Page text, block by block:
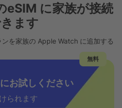
に家族が接続
ます
を家族の Apple Watch に追加する
お試しください
られます
無料